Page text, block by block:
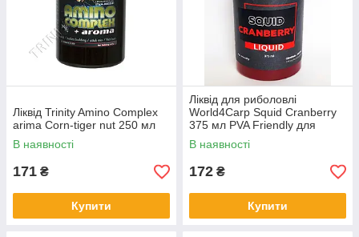
Ліквід Trinity Amino Complex
arima Corn-tiger nut 250 мл
В наявності
171 ₴
Купити
Ліквід для риболовлі
World4Carp Squid Cranberry
375 мл PVA Friendly для
підгодовування, ПВА, сподов,
зернових, міксів
В наявності
172 ₴
Купити